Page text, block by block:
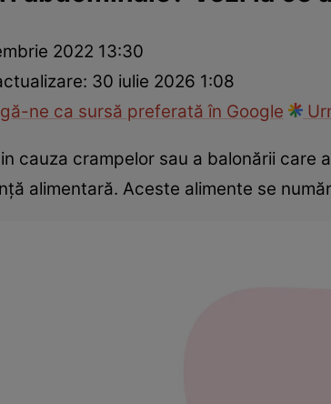
Casă și grădină
2022 13:30
30 iulie 2026 1:08
ne ca sursă preferată în Google
cauza crampelor sau a balonării care
alimentară. Aceste alimente se